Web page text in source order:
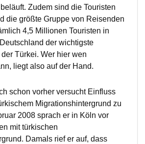
Zudem sind die Touristen
die größte Gruppe von Reisenden
4,5 Millionen Touristen in
der wichtigste
Türkei. Wer hier wen
liegt also auf der Hand.
schon vorher versucht Einfluss
Migrationshintergrund zu
2008 sprach er in Köln vor
mit türkischen
Damals rief er auf, dass